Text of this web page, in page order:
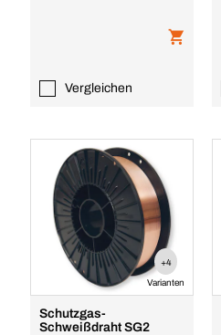
Vergleichen
+4
Varianten
Schutzgas-
Schweißdraht SG2